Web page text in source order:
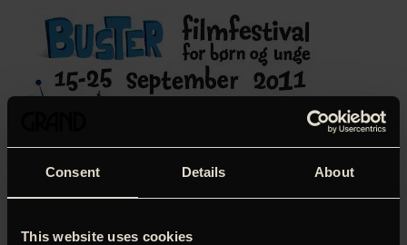
Consent Details About
This website uses cookies